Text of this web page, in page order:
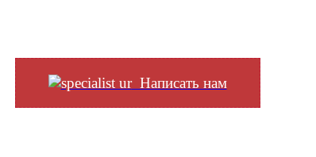
Написать нам